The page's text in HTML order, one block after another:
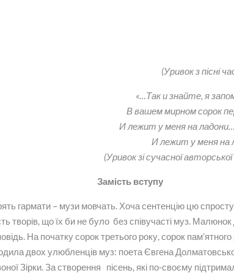
(Уривок з пісні
«…Так и знайте, я
В вашем мирном сорок
И лежит у меня на
И лежит у меня на
(Уривок зі сучасної авторської
Замість вступу
гармати – музи мовчать. Хоча сентенцію цю
творів, що їх би не було без співучасті муз. Малюнок
На початку сорок третього року, сорок
двох улюбленців муз: поета Євгена
Зірки. За створення пісень, які по-своєму